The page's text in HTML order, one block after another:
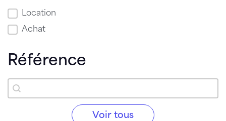
Nos offres
Location
Achat
Référence
Référence
Rechercher
Voir tous